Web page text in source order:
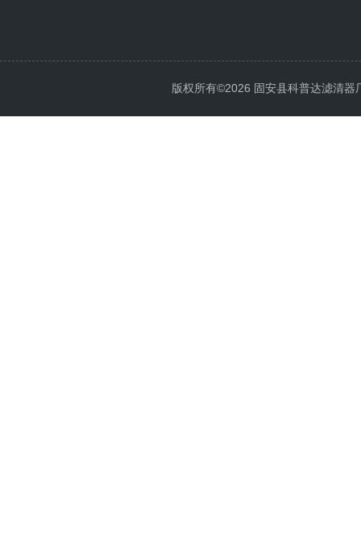
版权所有©2026 固安县科普达滤清